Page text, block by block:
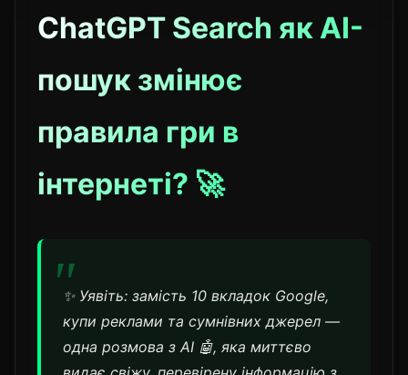
ChatGPT Search як AI-
пошук змінює
правила гри в
інтернеті? 🚀
✨ Уявіть: замість 10 вкладок Google,
купи реклами та сумнівних джерел —
одна розмова з AI 🤖, яка миттєво